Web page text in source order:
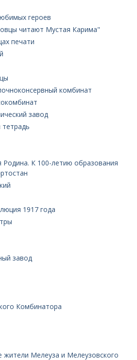
героев
читают Мустая Карима"
печати
комбинат
завод
Родина. К 100-летию образования
1917 года
завод
Комбинатора
жители Мелеуза и Мелеузовского